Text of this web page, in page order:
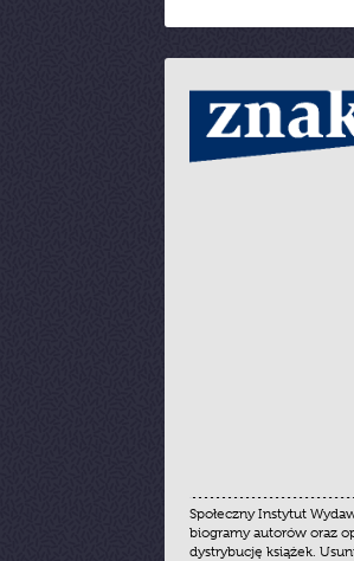
Społeczny Instytut
biogramy autorów oraz
dystrybucję książek.